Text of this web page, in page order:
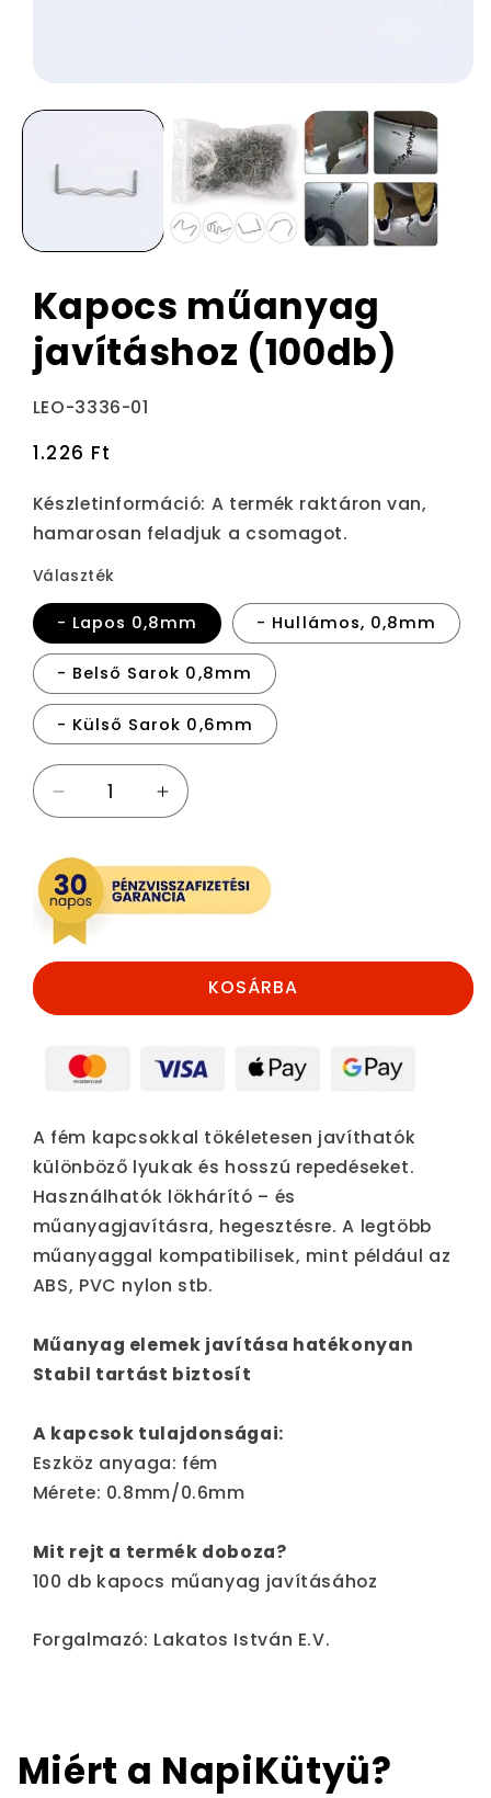
Kapocs műanyag
javításhoz (100db)
Termékváltozat:
LEO-3336-01
Normál
1.226 Ft
Készletinformáció: A termék raktáron van,
hamarosan feladjuk a csomagot.
Választék
- Lapos 0,8mm - Hullámos, 0,8mm
- Belső Sarok 0,8mm
- Külső Sarok 0,6mm
Kapocs
műanyag
(100db)
mennyiségének
csökkentése
Kapocs
műanyag
(100db)
mennyiségének
növelése
KOSÁRBA
A fém kapcsokkal tökéletesen javíthatók
különböző lyukak és hosszú repedéseket.
Használhatók lökhárító – és
műanyagjavításra, hegesztésre. A legtöbb
műanyaggal kompatibilisek, mint például az
ABS, PVC nylon stb.
Műanyag elemek javítása hatékonyan
Stabil tartást biztosít
A kapcsok tulajdonságai:
Eszköz anyaga: fém
Mérete: 0.8mm/0.6mm
Mit rejt a termék doboza?
100 db kapocs műanyag javításához
Forgalmazó: Lakatos István E.V.
Miért a NapiKütyü?